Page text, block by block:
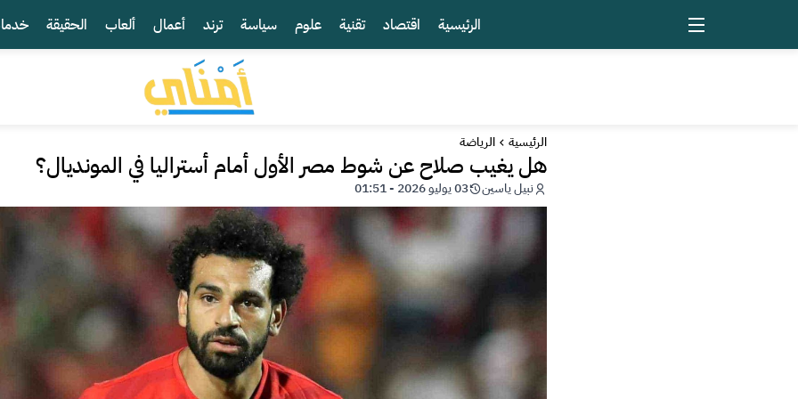
الرئيسية اقتصاد تقنية علوم سياسة ترند أعمال ألعاب الحقيقة
الرئيسية الرياضة
هل يغيب صلاح عن شوط مصر الأول أمام أستراليا في المونديال؟
نبيل ياسين 03 يوليو 2026 - 01:51